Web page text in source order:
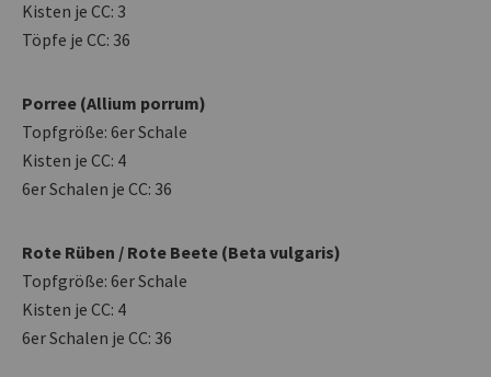
Kisten je CC: 3
Töpfe je CC: 36
Porree (Allium porrum)
Topfgröße: 6er Schale
Kisten je CC: 4
6er Schalen je CC: 36
Rote Rüben / Rote Beete (Beta vulgaris)
Topfgröße: 6er Schale
Kisten je CC: 4
6er Schalen je CC: 36